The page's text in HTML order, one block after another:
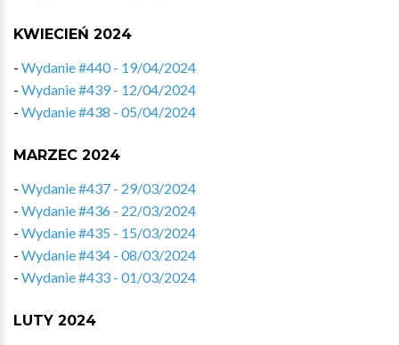
KWIECIEŃ 2024
- Wydanie #440 - 19/04/2024
- Wydanie #439 - 12/04/2024
- Wydanie #438 - 05/04/2024
MARZEC 2024
- Wydanie #437 - 29/03/2024
- Wydanie #436 - 22/03/2024
- Wydanie #435 - 15/03/2024
- Wydanie #434 - 08/03/2024
- Wydanie #433 - 01/03/2024
LUTY 2024